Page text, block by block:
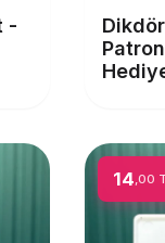
-
14 ,00